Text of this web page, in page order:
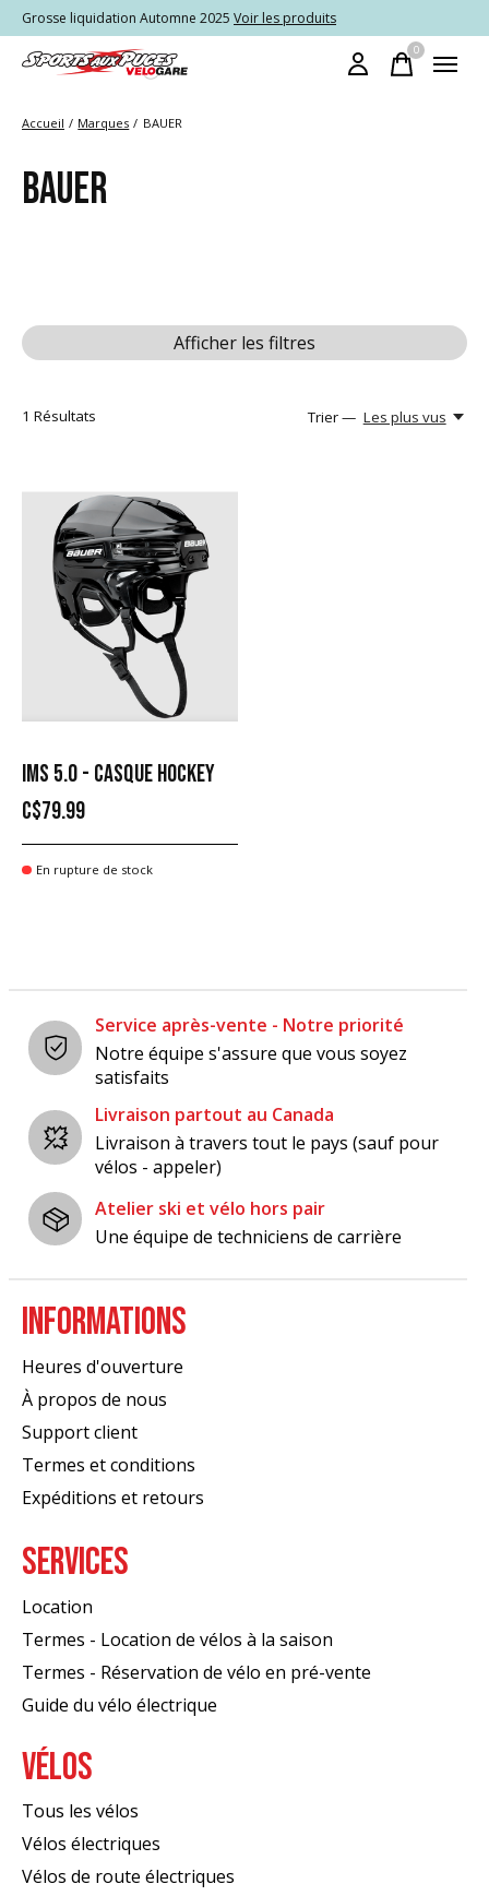
Grosse liquidation Automne 2025 Voir les produits
0items
Accueil / Marques / BAUER
BAUER
Afficher les filtres
1 Résultats Trier — Les plus vus
IMS 5.0 - CASQUE HOCKEY
C$79.99
En rupture de stock
Service après-vente - Notre priorité
Notre équipe s'assure que vous soyez
satisfaits
Livraison partout au Canada
Livraison à travers tout le pays (sauf pour
vélos - appeler)
Atelier ski et vélo hors pair
Une équipe de techniciens de carrière
INFORMATIONS
Heures d'ouverture
À propos de nous
Support client
Termes et conditions
Expéditions et retours
SERVICES
Location
Termes - Location de vélos à la saison
Termes - Réservation de vélo en pré-vente
Guide du vélo électrique
VÉLOS
Tous les vélos
Vélos électriques
Vélos de route électriques